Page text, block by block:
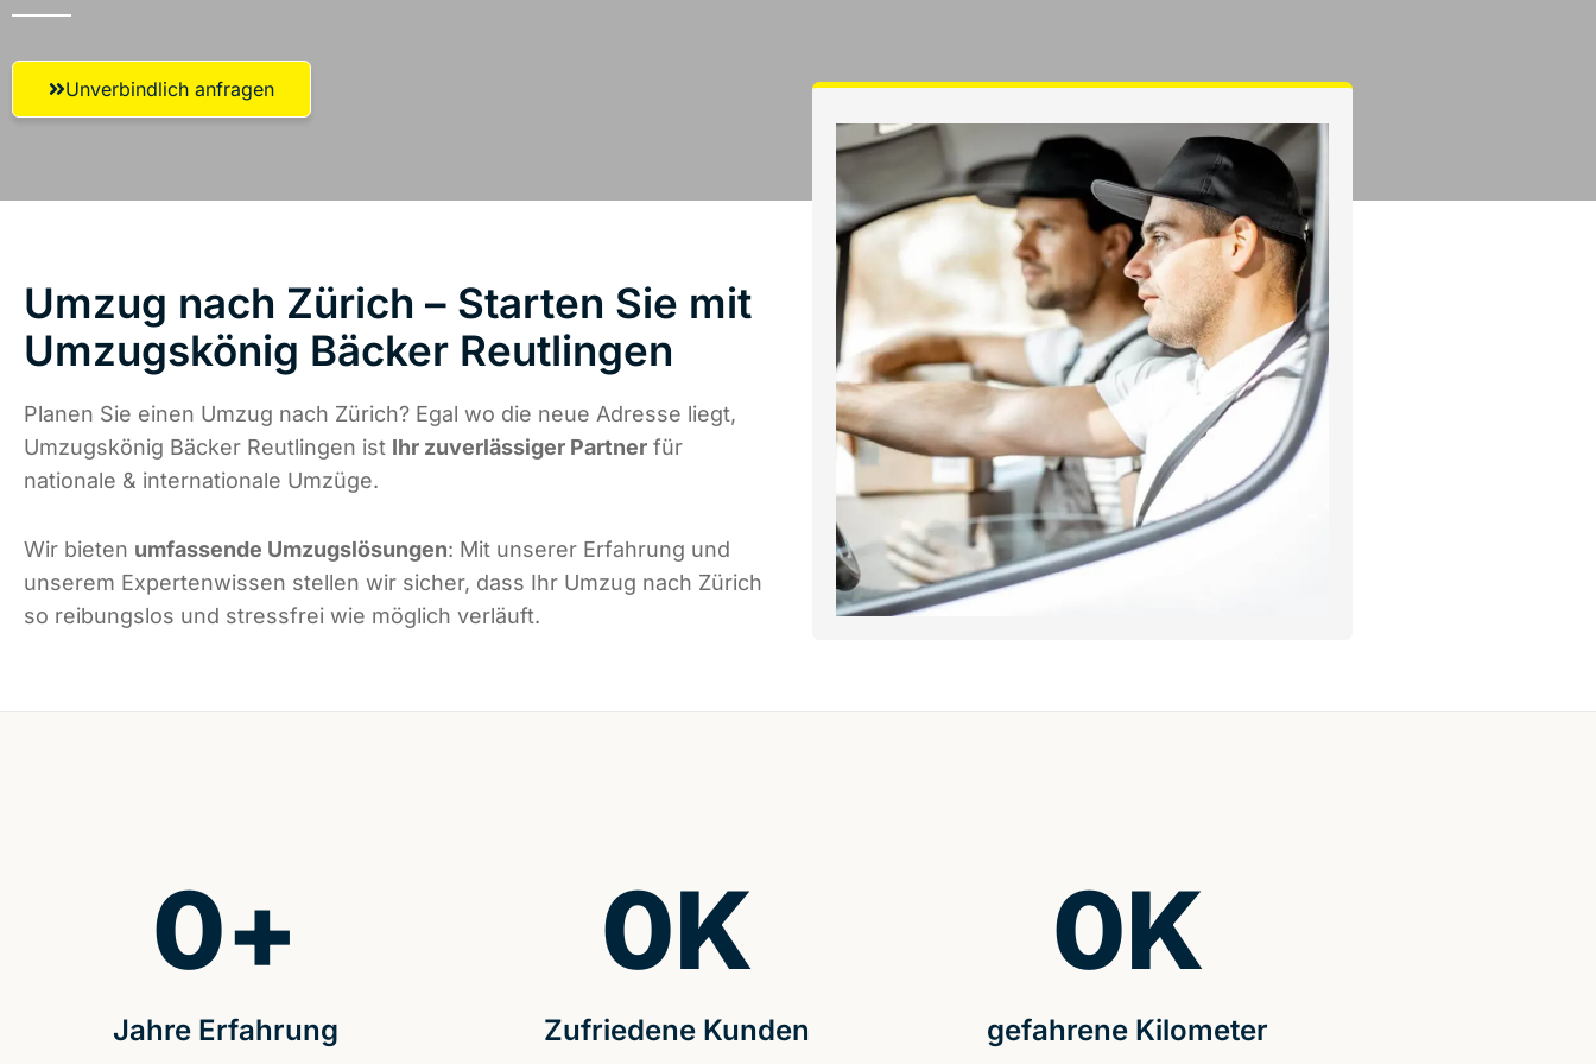
Unverbindlich anfragen
Umzug nach Zürich – Starten Sie mit
Umzugskönig Bäcker Reutlingen
Planen Sie einen Umzug nach Zürich? Egal wo die neue Adresse liegt,
Umzugskönig Bäcker Reutlingen ist Ihr zuverlässiger Partner für
nationale & internationale Umzüge.
Wir bieten umfassende Umzugslösungen: Mit unserer Erfahrung und
unserem Expertenwissen stellen wir sicher, dass Ihr Umzug nach Zürich
so reibungslos und stressfrei wie möglich verläuft.
Jahre Erfahrung
0+
Zufriedene Kunden
0K
gefahrene Kilometer
0K